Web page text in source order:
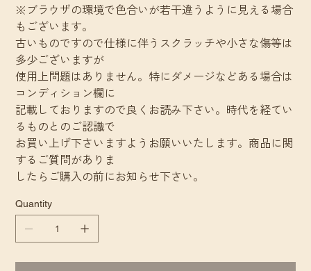
※ブラウザの環境で色合いが若干違うように見える場合
もございます。
古いものですので仕様に伴うスクラッチや小さな傷等は
多少ございますが
使用上問題はありません。特にダメージなどある場合は
コンディション欄に
記載しておりますので良くお読み下さい。時代を経てい
るものとのご認識で
お買い上げ下さいますようお願いいたします。商品に関
するご質問がありま
したらご購入の前にお知らせ下さい。
Quantity